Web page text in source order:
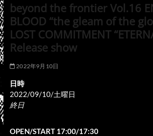
beyond the frontier Vol.16
BLOOD “the gleam of the
LOST COMMITMENT
Release show
2022年9月10日
日時
2022/09/10/土曜日
終日
OPEN/START 17:00/17:30